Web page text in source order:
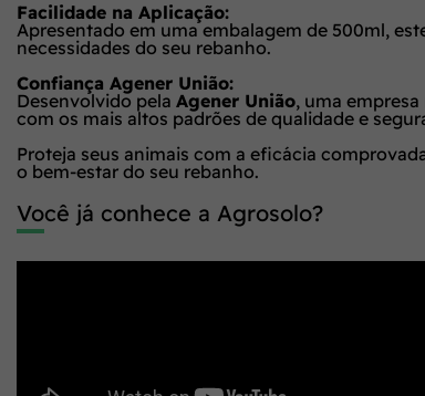
Facilidade na Aplicação:
Apresentado em uma embalagem de 500ml,
necessidades do seu rebanho.
Confiança Agener União:
Desenvolvido pela Agener União, uma
com os mais altos padrões de qualidade e
Proteja seus animais com a eficácia
o bem-estar do seu rebanho.
Você já conhece a Agrosolo?